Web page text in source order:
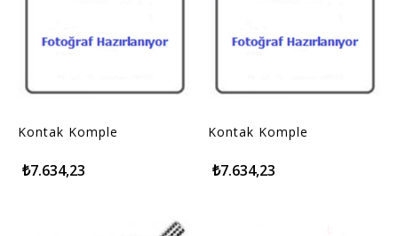
Kontak Komple
₺7.634,23
Kontak Komple
₺7.634,23